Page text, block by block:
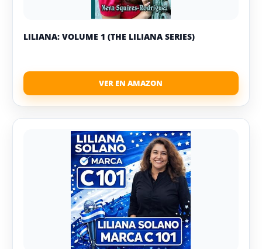
LILIANA: VOLUME 1 (THE LILIANA SERIES)